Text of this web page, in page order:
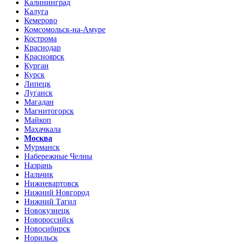
Калининград
Калуга
Кемерово
Комсомольск-на-Амуре
Кострома
Краснодар
Красноярск
Курган
Курск
Липецк
Луганск
Магадан
Магнитогорск
Майкоп
Махачкала
Москва
Мурманск
Набережные Челны
Назрань
Нальчик
Нижневартовск
Нижний Новгород
Нижний Тагил
Новокузнецк
Новороссийск
Новосибирск
Норильск